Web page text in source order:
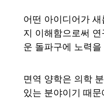
어떤 아이디어가
지 이해함으로써
운 돌파구에 노력
면역 양학은 의학
있는 분야이기 때